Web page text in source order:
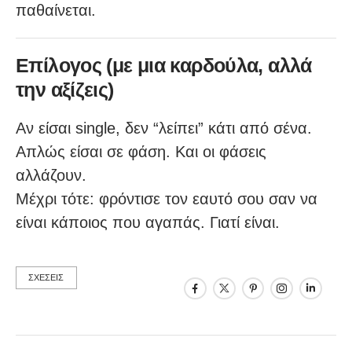
παθαίνεται.
Επίλογος (με μια καρδούλα, αλλά
την αξίζεις)
Αν είσαι single, δεν “λείπει” κάτι από σένα.
Απλώς είσαι σε φάση. Και οι φάσεις
αλλάζουν.
Μέχρι τότε: φρόντισε τον εαυτό σου σαν να
είναι κάποιος που αγαπάς. Γιατί είναι.
ΣΧΕΣΕΙΣ